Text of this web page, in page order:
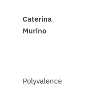
Caterina
Murino
Polyvalence